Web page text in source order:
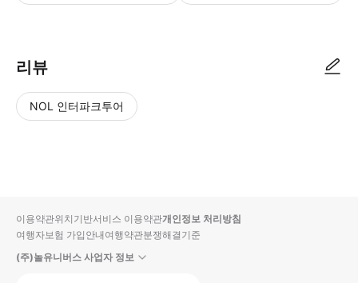
리뷰
NOL 인터파크투어
입니
다.
순
상
이용약관위치기반서비스 이용약관개인정보 처리방침
여행자보험 가입안내여행약관분쟁해결기준
(주)놀유니버스 사업자 정보